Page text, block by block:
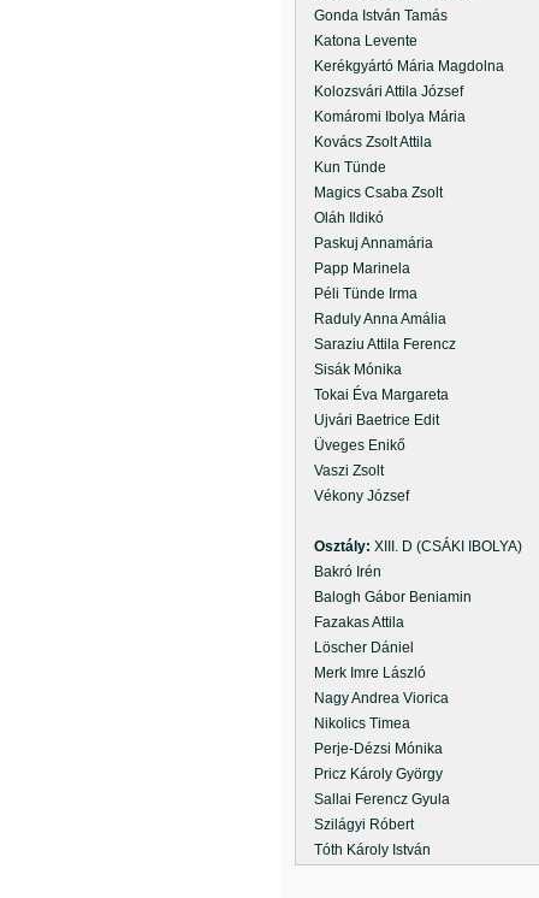
Gonda István Tamás
Katona Levente
Kerékgyártó Mária Magdolna
Kolozsvári Attila József
Komáromi Ibolya Mária
Kovács Zsolt Attila
Kun Tünde
Magics Csaba Zsolt
Oláh Ildikó
Paskuj Annamária
Papp Marinela
Péli Tünde Irma
Raduly Anna Amália
Saraziu Attila Ferencz
Sisák Mónika
Tokai Éva Margareta
Ujvári Baetrice Edit
Üveges Enikő
Vaszi Zsolt
Vékony József
Osztály: XIII. D (CSÁKI IBOLYA)
Bakró Irén
Balogh Gábor Beniamin
Fazakas Attila
Löscher Dániel
Merk Imre László
Nagy Andrea Viorica
Nikolics Timea
Perje-Dézsi Mónika
Pricz Károly György
Sallai Ferencz Gyula
Szilágyi Róbert
Tóth Károly István